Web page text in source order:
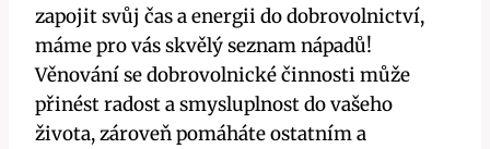
zapojit svůj čas a energii do dobrovolnictví,
máme pro vás skvělý seznam nápadů!
Věnování se dobrovolnické činnosti může
přinést radost a smysluplnost do vašeho
života, zároveň pomáháte ostatním a